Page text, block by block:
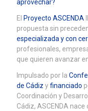
aprovechar?
El Proyecto ASCENDA
propuesta sin
especializada y con
profesionales,
que quieren avanzar
Impulsado por la
de Cádiz yfinanciado
Coordinación y
Cádiz, ASCENDA